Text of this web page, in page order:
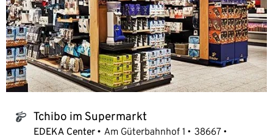
tchibo_logo Tchibo im Supermarkt
EDEKA Center Am Güterbahnhof 1
38667